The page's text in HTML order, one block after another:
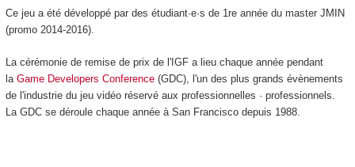
Ce jeu a été développé par des étudiant·e·s de 1re année du master JMIN
(promo 2014-2016).
La cérémonie de remise de prix de l'IGF a lieu chaque année pendant
la Game Developers Conference(GDC), l'un des plus grands évènements
de l'industrie du jeu vidéo réservé aux professionnelles · professionnels.
La GDC se déroule chaque année à San Francisco depuis 1988.